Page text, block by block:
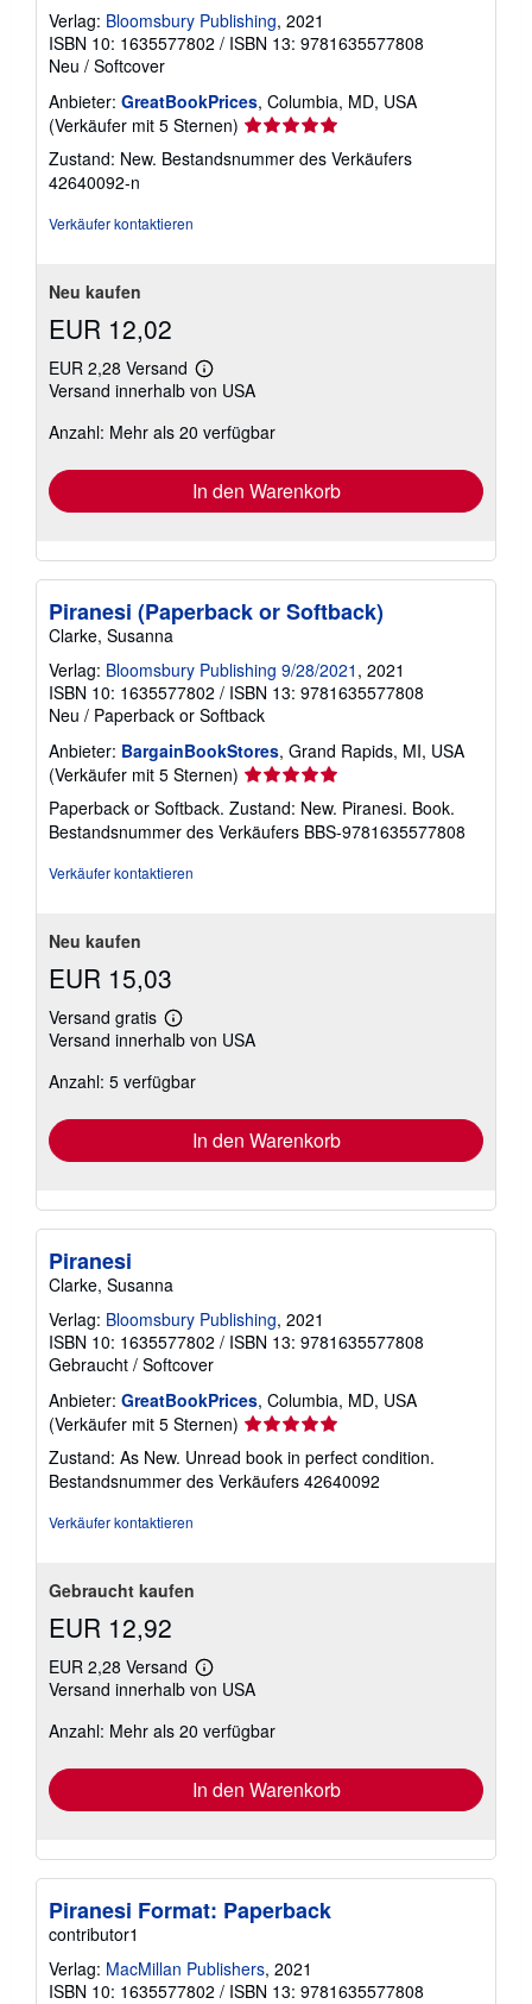
Verlag: Bloomsbury Publishing, 2021
ISBN 10: 1635577802 / ISBN 13: 9781635577808
Neu / Softcover
Anbieter: GreatBookPrices, Columbia, MD, USA
(Verkäufer mit 5 Sternen) Verkäuferbewertung
von
Zustand: New. Bestandsnummer des Verkäufers
42640092-n
Verkäufer kontaktieren
Neu kaufen
EUR 12,02
EUR 2,28 Versand
Weitere
Informationen
Versandkosten
Versand innerhalb von USA
Anzahl: Mehr als 20 verfügbar
In den Warenkorb
Piranesi (Paperback or Softback)
Clarke, Susanna
Verlag: Bloomsbury Publishing 9/28/2021 , 2021
ISBN 10: 1635577802 / ISBN 13: 9781635577808
Neu / Paperback or Softback
Anbieter: BargainBookStores, Grand Rapids, MI, USA
(Verkäufer mit 5 Sternen) Verkäuferbewertung
von
5
Paperback or Softback. Zustand: New. Piranesi. Book.
Bestandsnummer des Verkäufers BBS-9781635577808
Verkäufer kontaktieren
Neu kaufen
EUR 15,03
Versand gratis
Weitere
Informationen
Versandkosten
Versand innerhalb von USA
Anzahl: 5 verfügbar
In den Warenkorb
Piranesi
Clarke, Susanna
Verlag: Bloomsbury Publishing, 2021
ISBN 10: 1635577802 / ISBN 13: 9781635577808
Gebraucht / Softcover
Anbieter: GreatBookPrices, Columbia, MD, USA
(Verkäufer mit 5 Sternen) Verkäuferbewertung
5
von
5
Zustand: As New. Unread book in perfect condition.
Bestandsnummer des Verkäufers 42640092
Verkäufer kontaktieren
Gebraucht kaufen
EUR 12,92
EUR 2,28 Versand
Weitere
Informationen
Versandkosten
Versand innerhalb von USA
Anzahl: Mehr als 20 verfügbar
In den Warenkorb
Piranesi Format: Paperback
contributor1
Verlag: MacMillan Publishers, 2021
ISBN 10: 1635577802 / ISBN 13: 9781635577808